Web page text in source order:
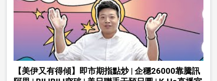
【美伊又有得傾】即市期指點炒 | 企穩26000靠騰訊